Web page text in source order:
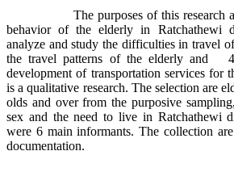
The purposes of this research are
behavior of the elderly in Ratchathewi
analyze and study the difficulties in travel
the travel patterns of the elderly and
development of transportation services for
is a qualitative research. The selection are
olds and over from the purposive
sex and the need to live in Ratchathewi
were 6 main informants. The collection
documentation.